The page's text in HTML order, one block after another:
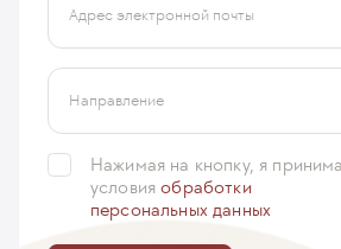
Адрес электронной почты
Направление
Нажимая на кнопку, я
условияобработки
персональных данных